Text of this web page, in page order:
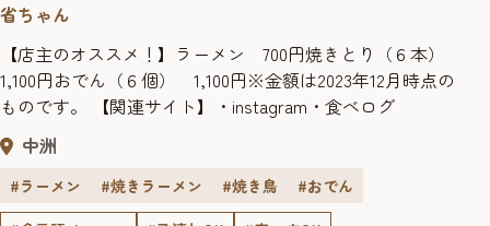
省ちゃん
【店主のオススメ！】ラーメン 700円焼きとり（６本）
1,100円おでん（６個） 1,100円※金額は2023年12月時点の
ものです。 【関連サイト】・instagram・食べログ
中洲
#ラーメン #焼きラーメン #焼き鳥
#おでん